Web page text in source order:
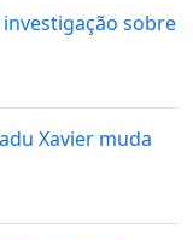
sobre
Xavier muda